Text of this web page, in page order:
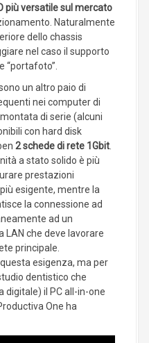
più versatile sul mercato
Naturalmente
dello chassis
nel caso il supporto
“portafoto”.
un altro paio di
nei computer di
montata di serie (alcuni
con hard disk
2 schede di rete 1Gbit.
a stato solido è più
prestazioni
esigente, mentre la
la connessione ad
ad un
LAN che deve lavorare
principale.
esigenza, ma per
dentistico che
il PC all-in-one
One ha